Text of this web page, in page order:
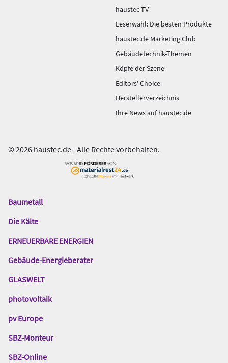
haustec TV
Leserwahl: Die besten Produkte
haustec.de Marketing Club
Gebäudetechnik-Themen
Köpfe der Szene
Editors' Choice
Herstellerverzeichnis
Ihre News auf haustec.de
© 2026 haustec.de - Alle Rechte vorbehalten.
Das
Gentner
Baumetall
Die Kälte
ERNEUERBARE ENERGIEN
Gebäude-Energieberater
GLASWELT
photovoltaik
pv Europe
SBZ-Monteur
SBZ-Online